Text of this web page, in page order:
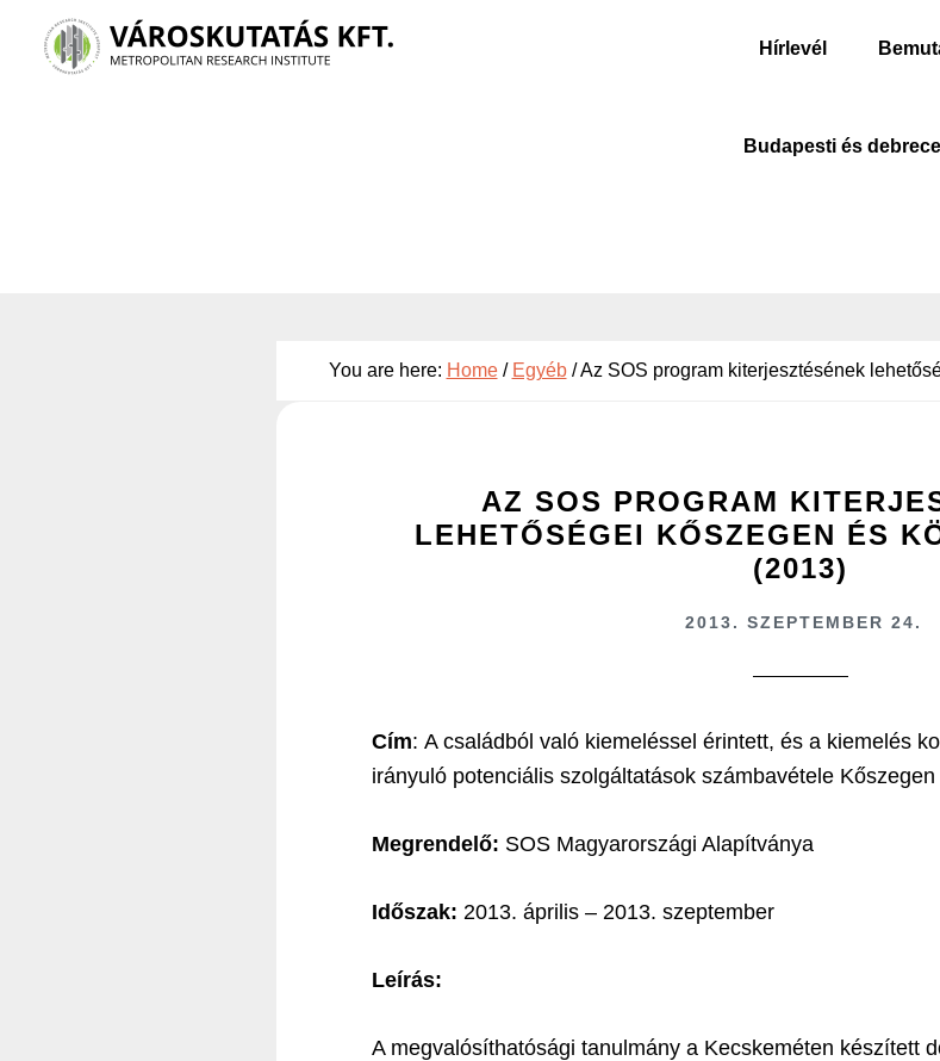
Hírlevél
Budapesti és
You are here: Home / Egyéb /Az SOS program kiterjesztésének
AZ SOS PROGRAM
LEHETŐSÉGEI KŐSZEGEN ÉS
(2013)
2013. SZEPTEMBER 24.
Cím: A családból való kiemeléssel érintett, és a kiemelés
irányuló potenciális szolgáltatások számbavétele
Megrendelő: SOS Magyarországi Alapítványa
Időszak: 2013. április – 2013. szeptember
Leírás:
A megvalósíthatósági tanulmány a Kecskeméten készített